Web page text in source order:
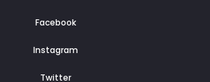
Facebook
Instagram
Twitter